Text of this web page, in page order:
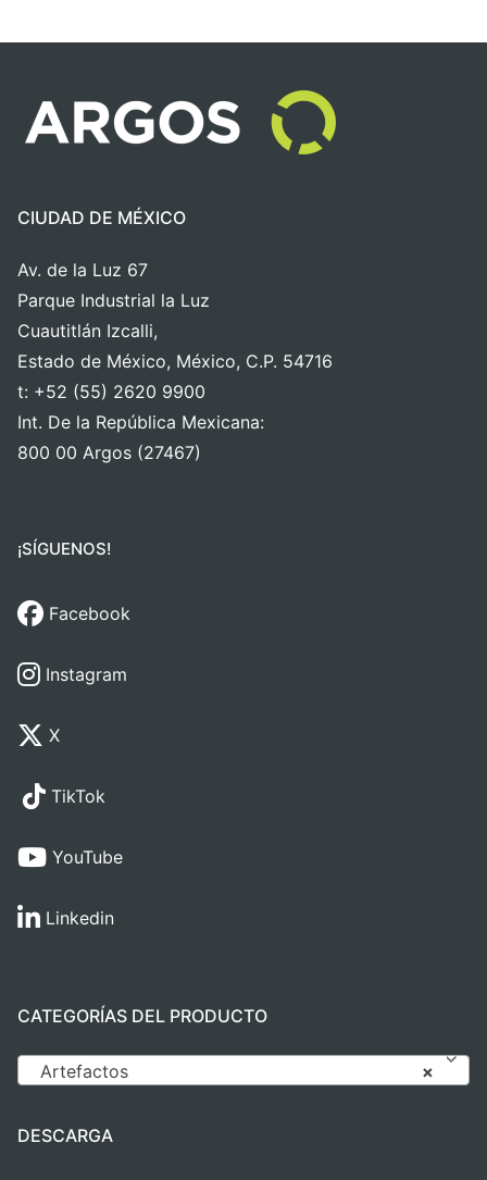
CIUDAD DE MÉXICO
Av. de la Luz 67
Parque Industrial la Luz
Cuautitlán Izcalli,
Estado de México, México, C.P. 54716
t: +52 (55) 2620 9900
Int. De la República Mexicana:
800 00 Argos (27467)
¡SÍGUENOS!
Facebook
Instagram
X
TikTok
YouTube
Linkedin
CATEGORÍAS DEL PRODUCTO
×
Artefactos
DESCARGA